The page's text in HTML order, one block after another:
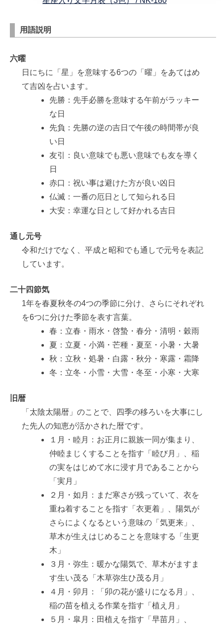
用語説明
六曜
日にちに「星」を意味する6つの「曜」をあてはめ
て吉凶を占います。
先勝：先手必勝を意味する午前がラッキー
な日
先負：先勝の逆の吉日で午後の時間帯が良
い日
友引：良い意味でも悪い意味でも友を導く
日
赤口：祝い事は避けた方が良い凶日
仏滅：一番の厄日として知られる日
大安：幸運な日として好かれる吉日
通し元号
令和だけでなく、平成と昭和でも通しで元号を表記
しています。
二十四節気
1年を春夏秋冬の4つの季節に分け、さらにそれぞれ
を6つに分けた季節を表す言葉。
春：立春・雨水・啓蟄・春分・清明・穀雨
夏：立夏・小満・芒種・夏至・小暑・大暑
秋：立秋・処暑・白露・秋分・寒露・霜降
冬：立冬・小雪・大雪・冬至・小寒・大寒
旧暦
「太陰太陽暦」のことで、四季の移ろいを大事にし
た先人の知恵が活かされた暦です。
１月・睦月：お正月に親族一同が集まり、
仲睦まじくすることを指す「睦び月」、稲
の実をはじめて水に浸す月であることから
「実月」
２月・如月：まだ寒さが残っていて、衣を
重ね着することを指す「衣更着」、陽気が
さらによくなるという意味の「気更来」、
草木が生えはじめることを意味する「生更
木」
３月・弥生：暖かな陽気で、草木がますま
す生い茂る「木草弥生ひ茂る月」
４月・卯月：「卯の花が盛りになる月」、
稲の苗を植える作業を指す「植え月」
５月・皐月：田植えを指す「早苗月」、